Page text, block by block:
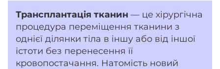
Трансплантація тканин — це хірургічна
процедура переміщення тканини з
однієї ділянки тіла в іншу або від іншої
істоти без перенесення її
кровопостачання. Натомість новий